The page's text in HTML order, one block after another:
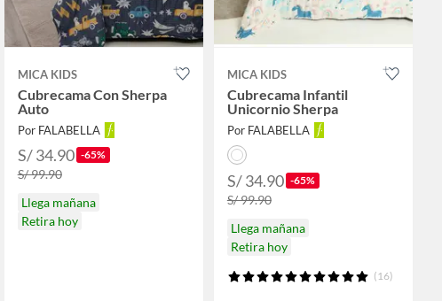
MICA KIDS
Cubrecama Con Sherpa
Auto
Por FALABELLA
S/ 34.90 -65%
S/ 99.90
Llega mañana
Retira hoy
MICA KIDS
Cubrecama Infantil
Unicornio Sherpa
Por FALABELLA
S/ 34.90 -65%
S/ 99.90
Llega mañana
Retira hoy
(16)